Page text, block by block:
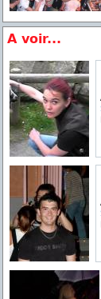
A voir...